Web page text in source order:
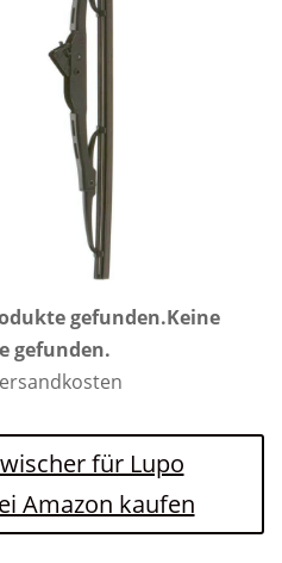
gefunden.Keine
gefunden.
für Lupo
Amazon kaufen